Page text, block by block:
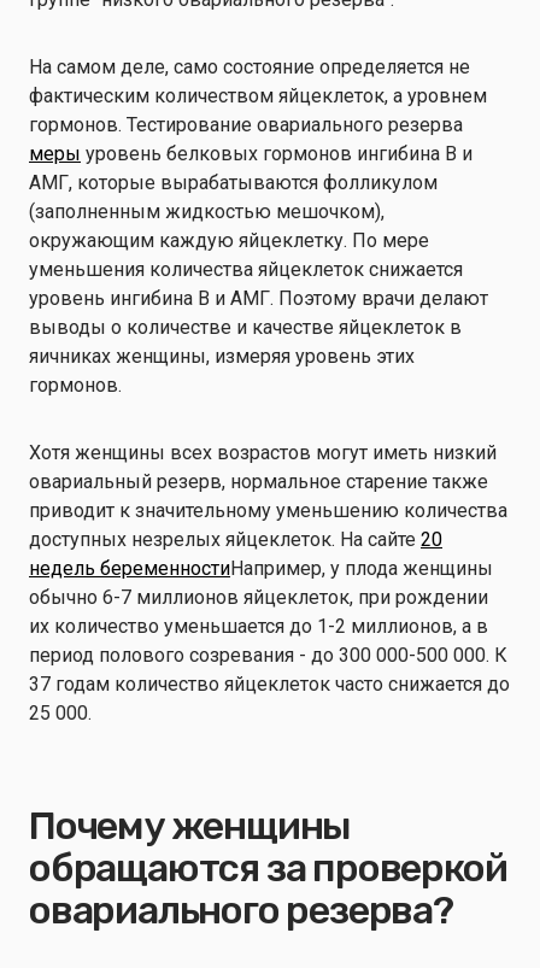
На самом деле, само состояние определяется не
фактическим количеством яйцеклеток, а уровнем
гормонов. Тестирование овариального резерва
меры уровень белковых гормонов ингибина В и
АМГ, которые вырабатываются фолликулом
(заполненным жидкостью мешочком),
окружающим каждую яйцеклетку. По мере
уменьшения количества яйцеклеток снижается
уровень ингибина В и АМГ. Поэтому врачи делают
выводы о количестве и качестве яйцеклеток в
яичниках женщины, измеряя уровень этих
гормонов.
Хотя женщины всех возрастов могут иметь низкий
овариальный резерв, нормальное старение также
приводит к значительному уменьшению количества
доступных незрелых яйцеклеток. На сайте 20
недель беременностиНапример, у плода женщины
обычно 6-7 миллионов яйцеклеток, при рождении
их количество уменьшается до 1-2 миллионов, а в
период полового созревания - до 300 000-500 000. К
37 годам количество яйцеклеток часто снижается до
25 000.
Почему женщины
обращаются за проверкой
овариального резерва?